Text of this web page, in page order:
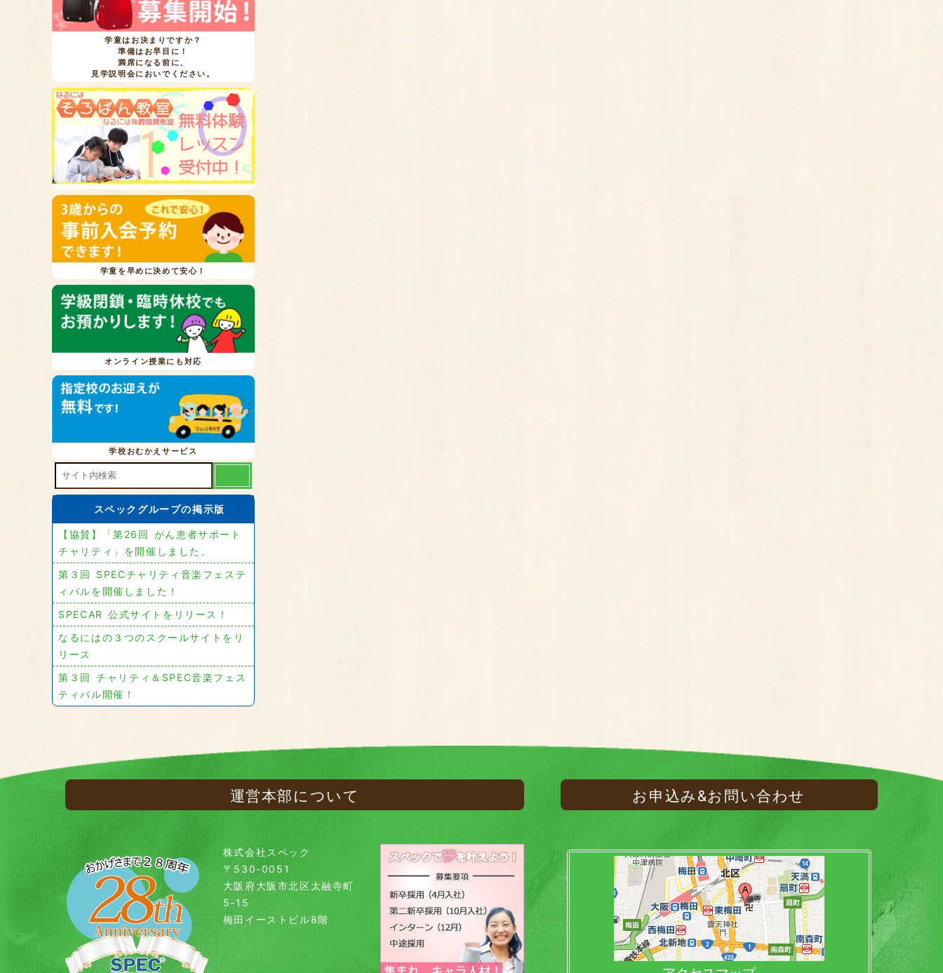
学童はお決まりですか？
準備はお早目に！
満席になる前に、
見学説明会においでください。
学童を早めに決めて安心！
オンライン授業にも対応
学校おむかえサービス
スペックグループの掲示版
【協賛】「第26回 がん患者サポート
チャリティ」を開催しました。
第３回 SPECチャリティ音楽フェステ
ィバルを開催しました！
SPECAR 公式サイトをリリース！
なるにはの３つのスクールサイトをリ
リース
第３回 チャリティ＆SPEC音楽フェス
ティバル開催！
運営本部について
株式会社スペック
〒530-0051
大阪府大阪市北区太融寺町
5-15
梅田イーストビル8階
お申込み&お問い合わせ